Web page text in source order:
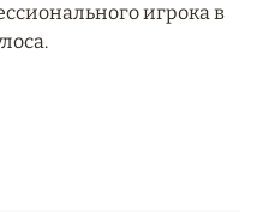
игрока в